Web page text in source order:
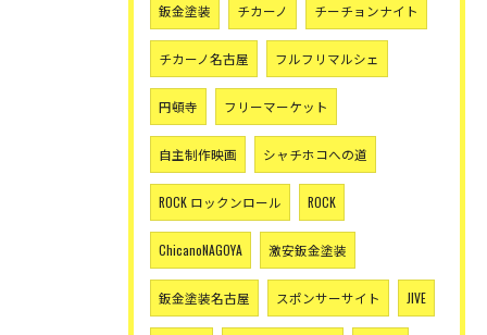
鈑金塗装 チカーノ チーチョンナイト
チカーノ名古屋 フルフリマルシェ
円頓寺 フリーマーケット
自主制作映画 シャチホコへの道
ROCK ロックンロール ROCK
ChicanoNAGOYA 激安鈑金塗装
鈑金塗装名古屋 スポンサーサイト JIVE